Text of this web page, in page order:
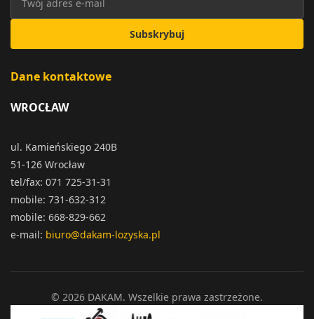
Subskrybuj
Dane kontaktowe
WROCŁAW
ul. Kamieńskiego 240B
51-126 Wrocław
tel/fax: 071 725-31-31
mobile: 731-632-312
mobile: 668-829-662
e-mail: biuro@dakam-lozyska.pl
© 2026 DAKAM. Wszelkie prawa zastrzeżone.